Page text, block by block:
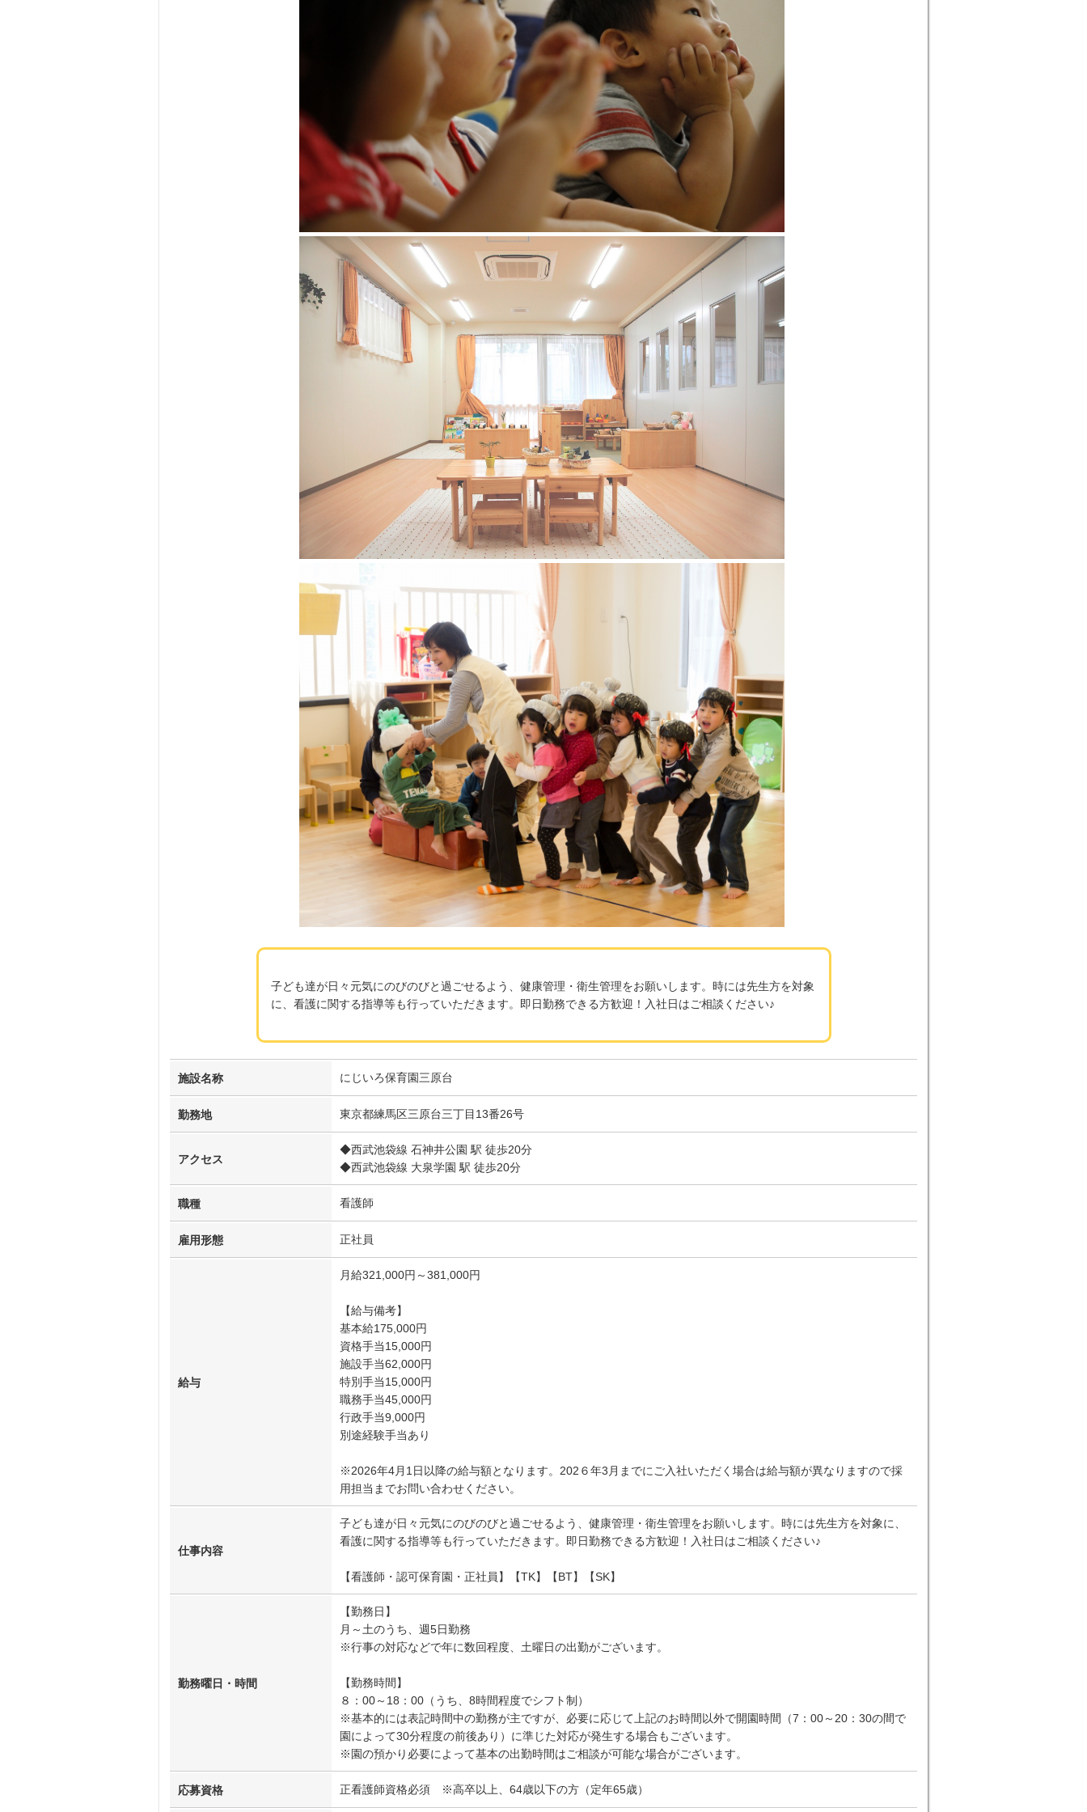
子ども達が日々元気にのびのびと過ごせるよう、健康管理・衛生管理をお願いします。時には先生方を対象
に、看護に関する指導等も行っていただきます。即日勤務できる方歓迎！入社日はご相談ください♪
施設名称 にじいろ保育園三原台
勤務地 東京都練馬区三原台三丁目13番26号
アクセス
◆西武池袋線 石神井公園 駅 徒歩20分
◆西武池袋線 大泉学園 駅 徒歩20分
職種 看護師
雇用形態 正社員
給与
月給321,000円～381,000円
【給与備考】
基本給175,000円
資格手当15,000円
施設手当62,000円
特別手当15,000円
職務手当45,000円
行政手当9,000円
別途経験手当あり
※2026年4月1日以降の給与額となります。202６年3月までにご入社いただく場合は給与額が異なりますので採
用担当までお問い合わせください。
仕事内容
子ども達が日々元気にのびのびと過ごせるよう、健康管理・衛生管理をお願いします。時には先生方を対象に、
看護に関する指導等も行っていただきます。即日勤務できる方歓迎！入社日はご相談ください♪
【看護師・認可保育園・正社員】【TK】【BT】【SK】
勤務曜日・時間
【勤務日】
月～土のうち、週5日勤務
※行事の対応などで年に数回程度、土曜日の出勤がございます。
【勤務時間】
８：00～18：00（うち、8時間程度でシフト制）
※基本的には表記時間中の勤務が主ですが、必要に応じて上記のお時間以外で開園時間（7：00～20：30の間で
園によって30分程度の前後あり）に準じた対応が発生する場合もございます。
※園の預かり必要によって基本の出勤時間はご相談が可能な場合がございます。
応募資格 正看護師資格必須 ※高卒以上、64歳以下の方（定年65歳）